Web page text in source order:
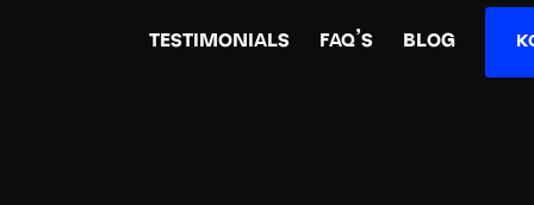
TESTIMONIALS FAQ’S BLOG